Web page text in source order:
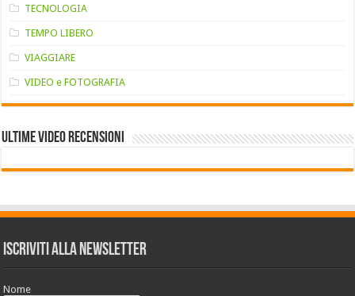
TECNOLOGIA
TEMPO LIBERO
VIAGGIARE
VIDEO e FOTOGRAFIA
Ultime VIDEO RECENSIONI
Iscriviti alla Newsletter
Nome